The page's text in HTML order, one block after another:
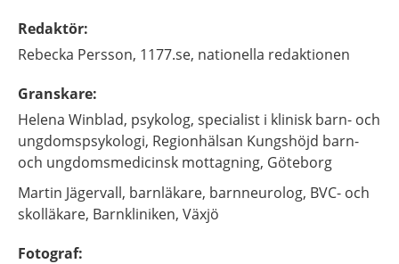
Redaktör:
Rebecka Persson, 1177.se, nationella redaktionen
Granskare:
Helena Winblad, psykolog, specialist i klinisk barn- och
ungdomspsykologi, Regionhälsan Kungshöjd barn-
och ungdomsmedicinsk mottagning, Göteborg
Martin Jägervall, barnläkare, barnneurolog, BVC- och
skolläkare, Barnkliniken, Växjö
Fotograf: